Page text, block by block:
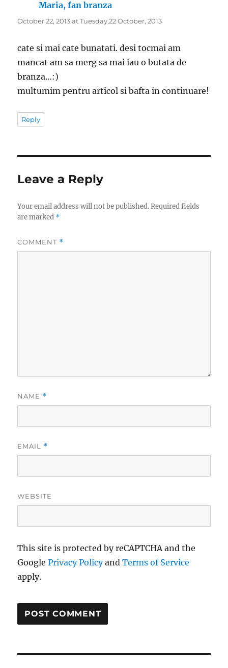
Maria, fan branza
October 22, 2013 at Tuesday,22 October, 2013
cate si mai cate bunatati. desi tocmai am
mancat am sa merg sa mai iau o butata de
branza…:)
multumim pentru articol si bafta in continuare!
Reply
Leave a Reply
Your email address will not be published. Required fields
are marked *
COMMENT *
NAME *
EMAIL *
WEBSITE
This site is protected by reCAPTCHA and the
GooglePrivacy PolicyandTerms of Service
apply.